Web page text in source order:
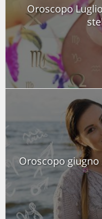
Oroscopo
Oroscopo giugno